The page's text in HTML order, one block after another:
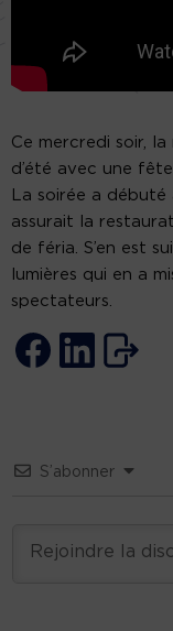
Ce mercredi soir,
d’été avec une
La soirée a
assurait la
de féria. S’en est
lumières qui en a
spectateurs.
S’abonner